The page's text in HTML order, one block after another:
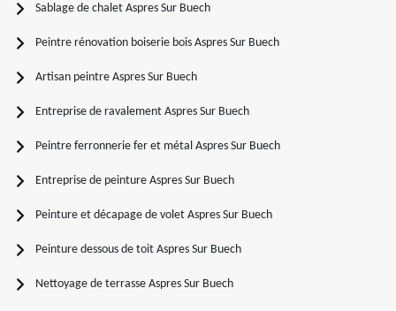
Sablage de chalet Aspres Sur Buech
Peintre rénovation boiserie bois Aspres Sur Buech
Artisan peintre Aspres Sur Buech
Entreprise de ravalement Aspres Sur Buech
Peintre ferronnerie fer et métal Aspres Sur Buech
Entreprise de peinture Aspres Sur Buech
Peinture et décapage de volet Aspres Sur Buech
Peinture dessous de toit Aspres Sur Buech
Nettoyage de terrasse Aspres Sur Buech